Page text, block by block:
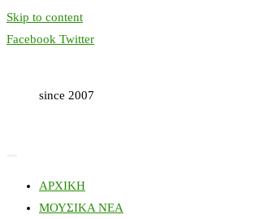
Skip to content
Facebook Twitter
since 2007
ΑΡΧΙΚΗ
ΜΟΥΣΙΚΑ ΝΕΑ